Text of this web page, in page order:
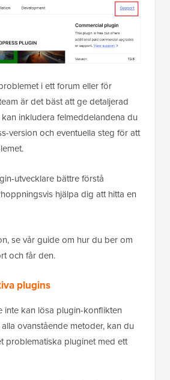
i ett forum eller för
är det bäst att ge detaljerad
inkludera felmeddelandena du
version och eventuella steg för att
utvecklare bättre förstå
hjälpa dig att hitta en
se vår guide om hur du ber om
och får den.
plugins
inte kan lösa plugin-konflikten
ovanstående metoder, kan du
problematiska pluginet med ett